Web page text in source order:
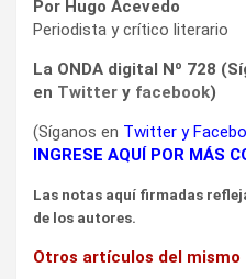
Por Hugo Acevedo
Periodista y crítico literario
La ONDA digital Nº 728
en Twitter y facebook)
(Síganos en Twitter y
INGRESE AQUÍ POR MÁS
Las notas aquí firmadas
de los autores.
Otros artículos del mismo